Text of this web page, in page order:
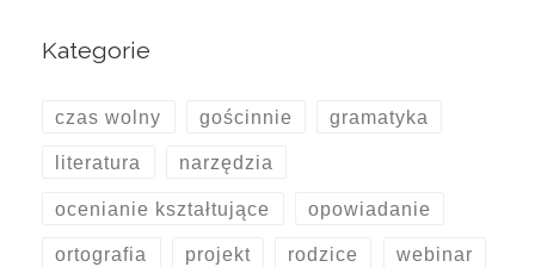
Kategorie
czas wolny gościnnie gramatyka
literatura narzędzia
ocenianie kształtujące opowiadanie
ortografia projekt rodzice webinar